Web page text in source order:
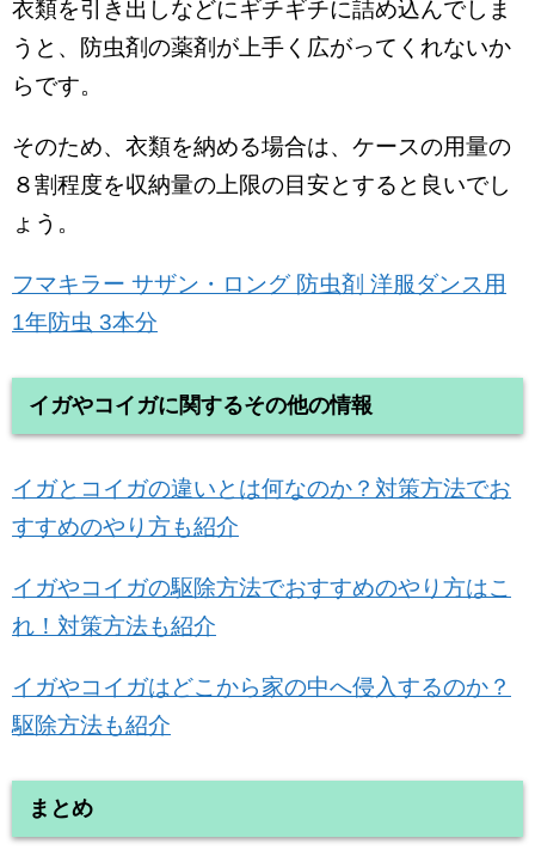
衣類を引き出しなどにギチギチに詰め込んでしま
うと、防虫剤の薬剤が上手く広がってくれないか
らです。
そのため、衣類を納める場合は、ケースの用量の
８割程度を収納量の上限の目安とすると良いでし
ょう。
フマキラー サザン・ロング 防虫剤 洋服ダンス用
1年防虫 3本分
イガやコイガに関するその他の情報
イガとコイガの違いとは何なのか？対策方法でお
すすめのやり方も紹介
イガやコイガの駆除方法でおすすめのやり方はこ
れ！対策方法も紹介
イガやコイガはどこから家の中へ侵入するのか？
駆除方法も紹介
まとめ